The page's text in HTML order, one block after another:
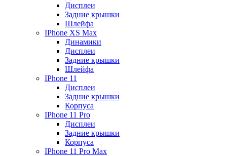
Дисплеи
Задние крышки
Шлейфа
IPhone XS Max
Динамики
Дисплеи
Задние крышки
Шлейфа
IPhone 11
Дисплеи
Задние крышки
Корпуса
IPhone 11 Pro
Дисплеи
Задние крышки
Корпуса
IPhone 11 Pro Max